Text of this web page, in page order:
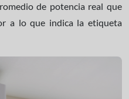
de potencia real que
a lo que indica la etiqueta